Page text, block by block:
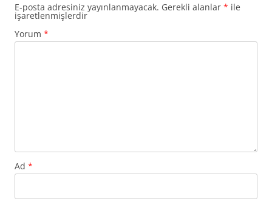
E-posta adresiniz yayınlanmayacak. Gerekli alanlar * ile
işaretlenmişlerdir
Yorum *
Ad *